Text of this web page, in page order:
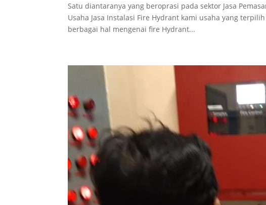
Satu diantaranya yang beroprasi pada sektor Jasa
Usaha Jasa Instalasi Fire Hydrant kami usaha yang
berbagai hal mengenai fire Hydrant...